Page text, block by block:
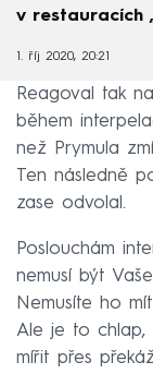
v restauracích
1. říj 2020, 20:21
Reagoval tak
během
než Prymula
Ten následně
zase odvolal.
Poslouchám
nemusí být
Nemusíte ho
Ale je to chlap,
mířit přes